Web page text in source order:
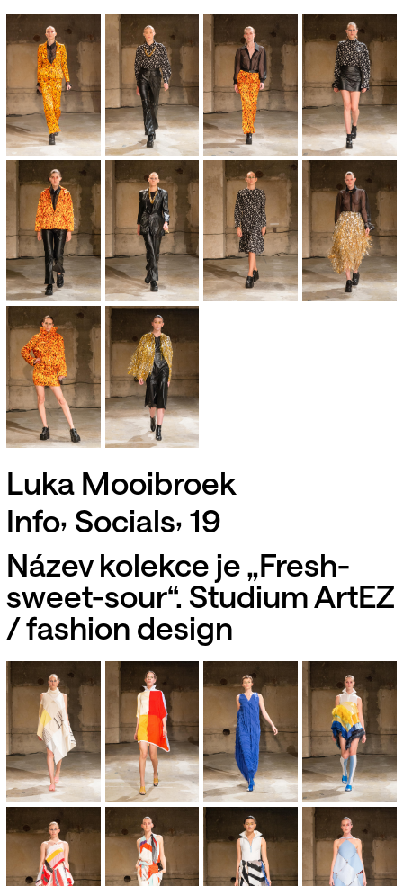
Luka Mooibroek
Info, Socials, 19
Název kolekce je „Fresh-
sweet-sour“. Studium ArtEZ
/ fashion design